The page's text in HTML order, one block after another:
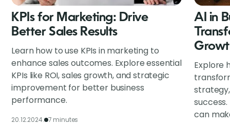
KPIs for Marketing: Drive
Better Sales Results
Learn how to use KPIs in marketing to
enhance sales outcomes. Explore essential
KPIs like ROI, sales growth, and strategic
improvement for better business
performance.
20.12.2024. 7 minutes
AI in
Explore
can